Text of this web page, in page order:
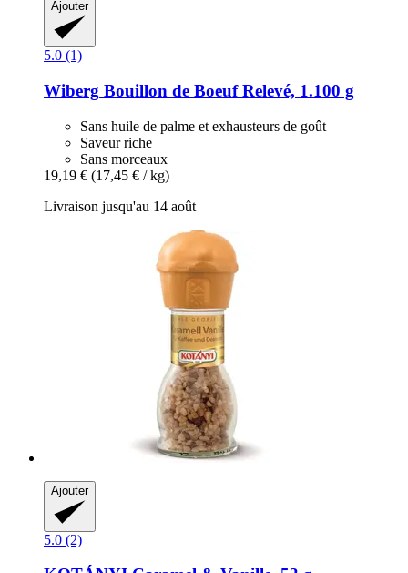
Ajouter
5.0 (1)
Wiberg Bouillon de Boeuf Relevé, 1.100 g
Sans huile de palme et exhausteurs de goût
Saveur riche
Sans morceaux
19,19 € (17,45 € / kg)
Livraison jusqu'au 14 août
Ajouter
5.0 (2)